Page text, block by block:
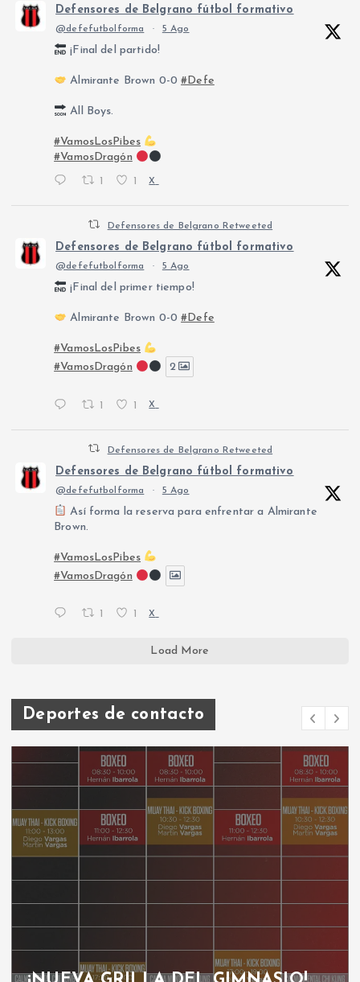
Defensores de Belgrano fútbol formativo
@defefutbolforma · 5 Ago
¡Final del partido!
Almirante Brown 0-0#Defe
All Boys.
#VamosLosPibes
#VamosDragón
X
Defensores de Belgrano Retweeted
Defensores de Belgrano fútbol formativo
@defefutbolforma · 5 Ago
¡Final del primer tiempo!
Almirante Brown 0-0#Defe
#VamosLosPibes
#VamosDragón
2
1 1 X
Defensores de Belgrano Retweeted
Defensores de Belgrano fútbol formativo
@defefutbolforma · 5 Ago
Así forma la reserva para enfrentar a Almirante
Brown.
#VamosLosPibes
#VamosDragón
X
Load More
Deportes de contacto